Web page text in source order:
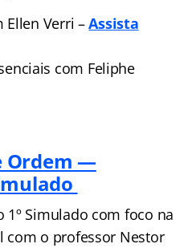
Ellen Verri –Assista
com Feliphe
Ordem —
1º Simulado com foco na
com o professor Nestor